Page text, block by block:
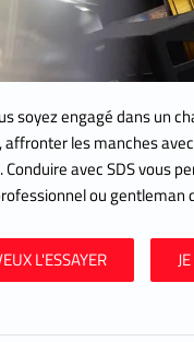
soyez engagé dans un
affronter les manches
avec SDS vous
ou gentleman
L'ESSAYER